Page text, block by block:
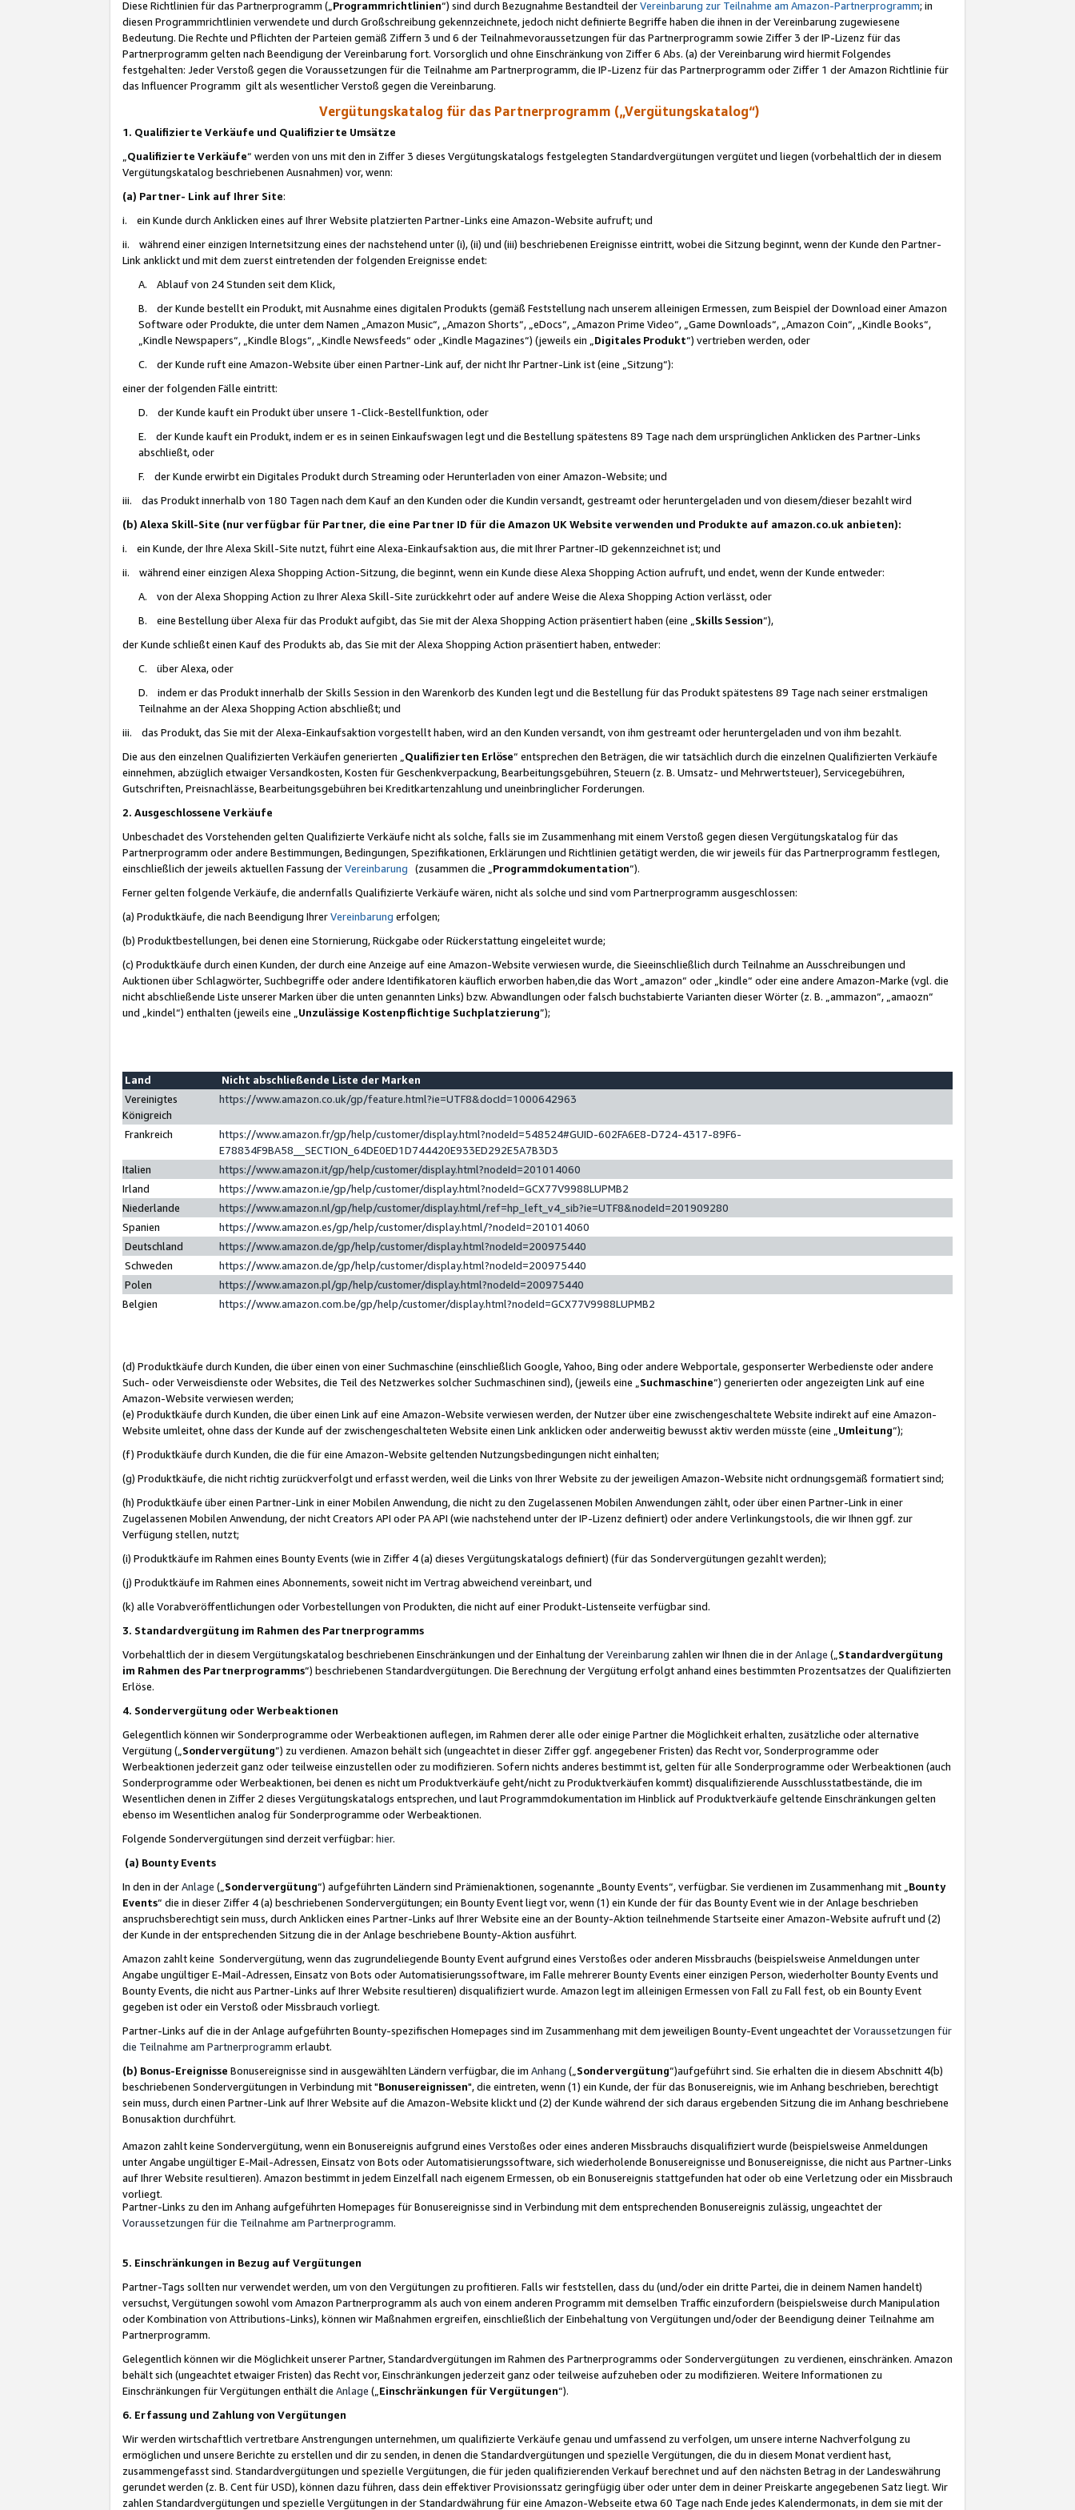
Diese Richtlinien für das Partnerprogramm („Programmrichtlinien“) sind durch Bezugnahme Bestandteil derVereinbarung zur Teilnahme am Amazon-Partnerprogramm; in
diesen Programmrichtlinien verwendete und durch Großschreibung gekennzeichnete, jedoch nicht definierte Begriffe haben die ihnen in der Vereinbarung zugewiesene
Bedeutung. Die Rechte und Pflichten der Parteien gemäß Ziffern 3 und 6 der Teilnahmevoraussetzungen für das Partnerprogramm sowie Ziffer 3 der IP-Lizenz für das
Partnerprogramm gelten nach Beendigung der Vereinbarung fort. Vorsorglich und ohne Einschränkung von Ziffer 6 Abs. (a) der Vereinbarung wird hiermit Folgendes
festgehalten: Jeder Verstoß gegen die Voraussetzungen für die Teilnahme am Partnerprogramm, die IP-Lizenz für das Partnerprogramm oder Ziffer 1 der Amazon Richtlinie für
das Influencer Programm gilt als wesentlicher Verstoß gegen die Vereinbarung.
Vergütungskatalog für das Partnerprogramm („Vergütungskatalog“)
1. Qualifizierte Verkäufe und Qualifizierte Umsätze
Qualifizierte Verkäufe“ werden von uns mit den in Ziffer 3 dieses Vergütungskatalogs festgelegten Standardvergütungen vergütet und liegen (vorbehaltlich der in diesem
Vergütungskatalog beschriebenen Ausnahmen) vor, wenn:
(a) Partner- Link auf Ihrer Site:
i. ein Kunde durch Anklicken eines auf Ihrer Website platzierten Partner-Links eine Amazon-Website aufruft; und
ii. während einer einzigen Internetsitzung eines der nachstehend unter (i), (ii) und (iii) beschriebenen Ereignisse eintritt, wobei die Sitzung beginnt, wenn der Kunde den Partner-
Link anklickt und mit dem zuerst eintretenden der folgenden Ereignisse endet:
A. Ablauf von 24 Stunden seit dem Klick,
B. der Kunde bestellt ein Produkt, mit Ausnahme eines digitalen Produkts (gemäß Feststellung nach unserem alleinigen Ermessen, zum Beispiel der Download einer Amazon
Software oder Produkte, die unter dem Namen „Amazon Music“, „Amazon Shorts“, „eDocs“, „Amazon Prime Video“, „Game Downloads“, „Amazon Coin“, „Kindle Books“,
„Kindle Newspapers“, „Kindle Blogs“, „Kindle Newsfeeds“ oder „Kindle Magazines“) (jeweils ein „ Digitales Produkt“) vertrieben werden, oder
C. der Kunde ruft eine Amazon-Website über einen Partner-Link auf, der nicht Ihr Partner-Link ist (eine „Sitzung“):
einer der folgenden Fälle eintritt:
D. der Kunde kauft ein Produkt über unsere 1-Click-Bestellfunktion, oder
E. der Kunde kauft ein Produkt, indem er es in seinen Einkaufswagen legt und die Bestellung spätestens 89 Tage nach dem ursprünglichen Anklicken des Partner-Links
abschließt, oder
F. der Kunde erwirbt ein Digitales Produkt durch Streaming oder Herunterladen von einer Amazon-Website; und
iii. das Produkt innerhalb von 180 Tagen nach dem Kauf an den Kunden oder die Kundin versandt, gestreamt oder heruntergeladen und von diesem/dieser bezahlt wird
(b) Alexa Skill-Site (nur verfügbar für Partner, die eine Partner ID für die Amazon UK Website verwenden und Produkte auf amazon.co.uk anbieten):
i. ein Kunde, der Ihre Alexa Skill-Site nutzt, führt eine Alexa-Einkaufsaktion aus, die mit Ihrer Partner-ID gekennzeichnet ist; und
ii. während einer einzigen Alexa Shopping Action-Sitzung, die beginnt, wenn ein Kunde diese Alexa Shopping Action aufruft, und endet, wenn der Kunde entweder:
A. von der Alexa Shopping Action zu Ihrer Alexa Skill-Site zurückkehrt oder auf andere Weise die Alexa Shopping Action verlässt, oder
B. eine Bestellung über Alexa für das Produkt aufgibt, das Sie mit der Alexa Shopping Action präsentiert haben (eine „ Skills Session“),
der Kunde schließt einen Kauf des Produkts ab, das Sie mit der Alexa Shopping Action präsentiert haben, entweder:
C. über Alexa, oder
D. indem er das Produkt innerhalb der Skills Session in den Warenkorb des Kunden legt und die Bestellung für das Produkt spätestens 89 Tage nach seiner erstmaligen
Teilnahme an der Alexa Shopping Action abschließt; und
iii. das Produkt, das Sie mit der Alexa-Einkaufsaktion vorgestellt haben, wird an den Kunden versandt, von ihm gestreamt oder heruntergeladen und von ihm bezahlt.
Die aus den einzelnen Qualifizierten Verkäufen generierten „ Qualifizierten Erlöse“ entsprechen den Beträgen, die wir tatsächlich durch die einzelnen Qualifizierten Verkäufe
einnehmen, abzüglich etwaiger Versandkosten, Kosten für Geschenkverpackung, Bearbeitungsgebühren, Steuern (z. B. Umsatz- und Mehrwertsteuer), Servicegebühren,
Gutschriften, Preisnachlässe, Bearbeitungsgebühren bei Kreditkartenzahlung und uneinbringlicher Forderungen.
2. Ausgeschlossene Verkäufe
Unbeschadet des Vorstehenden gelten Qualifizierte Verkäufe nicht als solche, falls sie im Zusammenhang mit einem Verstoß gegen diesen Vergütungskatalog für das
Partnerprogramm oder andere Bestimmungen, Bedingungen, Spezifikationen, Erklärungen und Richtlinien getätigt werden, die wir jeweils für das Partnerprogramm festlegen,
einschließlich der jeweils aktuellen Fassung derVereinbarung (zusammen die „ Programmdokumentation“).
Ferner gelten folgende Verkäufe, die andernfalls Qualifizierte Verkäufe wären, nicht als solche und sind vom Partnerprogramm ausgeschlossen:
(a) Produktkäufe, die nach Beendigung IhrerVereinbarung erfolgen;
(b) Produktbestellungen, bei denen eine Stornierung, Rückgabe oder Rückerstattung eingeleitet wurde;
(c) Produktkäufe durch einen Kunden, der durch eine Anzeige auf eine Amazon-Website verwiesen wurde, die Sieeinschließlich durch Teilnahme an Ausschreibungen und
Auktionen über Schlagwörter, Suchbegriffe oder andere Identifikatoren käuflich erworben haben,die das Wort „amazon“ oder „kindle“ oder eine andere Amazon-Marke (vgl. die
nicht abschließende Liste unserer Marken über die unten genannten Links) bzw. Abwandlungen oder falsch buchstabierte Varianten dieser Wörter (z. B. „ammazon“, „amaozn“
und „kindel“) enthalten (jeweils eine „ Unzulässige Kostenpflichtige Suchplatzierung”);
Land
Nicht abschließende Liste der Marken
Vereinigtes
Königreich
https://www.amazon.co.uk/gp/feature.html?ie=UTF8&docId=1000642963
Frankreich
https://www.amazon.fr/gp/help/customer/display.html?nodeId=548524#GUID-602FA6E8-D724-4317-89F6-
E78834F9BA58__SECTION_64DE0ED1D744420E933ED292E5A7B3D3
Italien
https://www.amazon.it/gp/help/customer/display.html?nodeId=201014060
Irland
https://www.amazon.ie/gp/help/customer/display.html?nodeId=GCX77V9988LUPMB2
Niederlande
https://www.amazon.nl/gp/help/customer/display.html/ref=hp_left_v4_sib?ie=UTF8&nodeId=201909280
Spanien
https://www.amazon.es/gp/help/customer/display.html/?nodeId=201014060
Deutschland
https://www.amazon.de/gp/help/customer/display.html?nodeId=200975440
Schweden
https://www.amazon.de/gp/help/customer/display.html?nodeId=200975440
Polen
https://www.amazon.pl/gp/help/customer/display.html?nodeId=200975440
Belgien
https://www.amazon.com.be/gp/help/customer/display.html?nodeId=GCX77V9988LUPMB2
(d) Produktkäufe durch Kunden, die über einen von einer Suchmaschine (einschließlich Google, Yahoo, Bing oder andere Webportale, gesponserter Werbedienste oder andere
Such- oder Verweisdienste oder Websites, die Teil des Netzwerkes solcher Suchmaschinen sind), (jeweils eine „ Suchmaschine“) generierten oder angezeigten Link auf eine
Amazon-Website verwiesen werden;
(e) Produktkäufe durch Kunden, die über einen Link auf eine Amazon-Website verwiesen werden, der Nutzer über eine zwischengeschaltete Website indirekt auf eine Amazon-
Website umleitet, ohne dass der Kunde auf der zwischengeschalteten Website einen Link anklicken oder anderweitig bewusst aktiv werden müsste (eine „ Umleitung“);
(f) Produktkäufe durch Kunden, die die für eine Amazon-Website geltenden Nutzungsbedingungen nicht einhalten;
(g) Produktkäufe, die nicht richtig zurückverfolgt und erfasst werden, weil die Links von Ihrer Website zu der jeweiligen Amazon-Website nicht ordnungsgemäß formatiert sind;
(h) Produktkäufe über einen Partner-Link in einer Mobilen Anwendung, die nicht zu den Zugelassenen Mobilen Anwendungen zählt, oder über einen Partner-Link in einer
Zugelassenen Mobilen Anwendung, der nicht Creators API oder PA API (wie nachstehend unter der IP-Lizenz definiert) oder andere Verlinkungstools, die wir Ihnen ggf. zur
Verfügung stellen, nutzt;
(i) Produktkäufe im Rahmen eines Bounty Events (wie in Ziffer 4 (a) dieses Vergütungskatalogs definiert) (für das Sondervergütungen gezahlt werden);
(j) Produktkäufe im Rahmen eines Abonnements, soweit nicht im Vertrag abweichend vereinbart, und
(k) alle Vorabveröffentlichungen oder Vorbestellungen von Produkten, die nicht auf einer Produkt-Listenseite verfügbar sind.
3. Standardvergütung im Rahmen des Partnerprogramms
Vorbehaltlich der in diesem Vergütungskatalog beschriebenen Einschränkungen und der Einhaltung derVereinbarung zahlen wir Ihnen die in derAnlage („ Standardvergütung
im Rahmen des Partnerprogramms“) beschriebenen Standardvergütungen. Die Berechnung der Vergütung erfolgt anhand eines bestimmten Prozentsatzes der Qualifizierten
Erlöse.
4. Sondervergütung oder Werbeaktionen
Gelegentlich können wir Sonderprogramme oder Werbeaktionen auflegen, im Rahmen derer alle oder einige Partner die Möglichkeit erhalten, zusätzliche oder alternative
Vergütung („ Sondervergütung”) zu verdienen. Amazon behält sich (ungeachtet in dieser Ziffer ggf. angegebener Fristen) das Recht vor, Sonderprogramme oder
Werbeaktionen jederzeit ganz oder teilweise einzustellen oder zu modifizieren. Sofern nichts anderes bestimmt ist, gelten für alle Sonderprogramme oder Werbeaktionen (auch
Sonderprogramme oder Werbeaktionen, bei denen es nicht um Produktverkäufe geht/nicht zu Produktverkäufen kommt) disqualifizierende Ausschlusstatbestände, die im
Wesentlichen denen in Ziffer 2 dieses Vergütungskatalogs entsprechen, und laut Programmdokumentation im Hinblick auf Produktverkäufe geltende Einschränkungen gelten
ebenso im Wesentlichen analog für Sonderprogramme oder Werbeaktionen.
Folgende Sondervergütungen sind derzeit verfügbar: hier.
(a) Bounty Events
In den in derAnlage („ Sondervergütung“) aufgeführten Ländern sind Prämienaktionen, sogenannte „Bounty Events“, verfügbar. Sie verdienen im Zusammenhang mit „ Bounty
Events“ die in dieser Ziffer 4 (a) beschriebenen Sondervergütungen; ein Bounty Event liegt vor, wenn (1) ein Kunde der für das Bounty Event wie in der Anlage beschrieben
anspruchsberechtigt sein muss, durch Anklicken eines Partner-Links auf Ihrer Website eine an der Bounty-Aktion teilnehmende Startseite einer Amazon-Website aufruft und (2)
der Kunde in der entsprechenden Sitzung die in der Anlage beschriebene Bounty-Aktion ausführt.
Amazon zahlt keine Sondervergütung, wenn das zugrundeliegende Bounty Event aufgrund eines Verstoßes oder anderen Missbrauchs (beispielsweise Anmeldungen unter
Angabe ungültiger E-Mail-Adressen, Einsatz von Bots oder Automatisierungssoftware, im Falle mehrerer Bounty Events einer einzigen Person, wiederholter Bounty Events und
Bounty Events, die nicht aus Partner-Links auf Ihrer Website resultieren) disqualifiziert wurde. Amazon legt im alleinigen Ermessen von Fall zu Fall fest, ob ein Bounty Event
gegeben ist oder ein Verstoß oder Missbrauch vorliegt.
Partner-Links auf die in der Anlage aufgeführten Bounty-spezifischen Homepages sind im Zusammenhang mit dem jeweiligen Bounty-Event ungeachtet derVoraussetzungen für
die Teilnahme am Partnerprogramm erlaubt.
(b) Bonus-Ereignisse Bonusereignisse sind in ausgewählten Ländern verfügbar, die im Anhang („ Sondervergütung“)aufgeführt sind. Sie erhalten die in diesem Abschnitt 4(b)
beschriebenen Sondervergütungen in Verbindung mit "Bonusereignissen", die eintreten, wenn (1) ein Kunde, der für das Bonusereignis, wie im Anhang beschrieben, berechtigt
sein muss, durch einen Partner-Link auf Ihrer Website auf die Amazon-Website klickt und (2) der Kunde während der sich daraus ergebenden Sitzung die im Anhang beschriebene
Bonusaktion durchführt.
Amazon zahlt keine Sondervergütung, wenn ein Bonusereignis aufgrund eines Verstoßes oder eines anderen Missbrauchs disqualifiziert wurde (beispielsweise Anmeldungen
unter Angabe ungültiger E-Mail-Adressen, Einsatz von Bots oder Automatisierungssoftware, sich wiederholende Bonusereignisse und Bonusereignisse, die nicht aus Partner-Links
auf Ihrer Website resultieren). Amazon bestimmt in jedem Einzelfall nach eigenem Ermessen, ob ein Bonusereignis stattgefunden hat oder ob eine Verletzung oder ein Missbrauch
vorliegt.
Partner-Links zu den im Anhang aufgeführten Homepages für Bonusereignisse sind in Verbindung mit dem entsprechenden Bonusereignis zulässig, ungeachtet der
Voraussetzungen für die Teilnahme am Partnerprogramm.
5. Einschränkungen in Bezug auf Vergütungen
Partner-Tags sollten nur verwendet werden, um von den Vergütungen zu profitieren. Falls wir feststellen, dass du (und/oder ein dritte Partei, die in deinem Namen handelt)
versuchst, Vergütungen sowohl vom Amazon Partnerprogramm als auch von einem anderen Programm mit demselben Traffic einzufordern (beispielsweise durch Manipulation
oder Kombination von Attributions-Links), können wir Maßnahmen ergreifen, einschließlich der Einbehaltung von Vergütungen und/oder der Beendigung deiner Teilnahme am
Partnerprogramm.
Gelegentlich können wir die Möglichkeit unserer Partner, Standardvergütungen im Rahmen des Partnerprogramms oder Sondervergütungen zu verdienen, einschränken. Amazon
behält sich (ungeachtet etwaiger Fristen) das Recht vor, Einschränkungen jederzeit ganz oder teilweise aufzuheben oder zu modifizieren. Weitere Informationen zu
Einschränkungen für Vergütungen enthält die Anlage („ Einschränkungen für Vergütungen“).
6. Erfassung und Zahlung von Vergütungen
Wir werden wirtschaftlich vertretbare Anstrengungen unternehmen, um qualifizierte Verkäufe genau und umfassend zu verfolgen, um unsere interne Nachverfolgung zu
ermöglichen und unsere Berichte zu erstellen und dir zu senden, in denen die Standardvergütungen und spezielle Vergütungen, die du in diesem Monat verdient hast,
zusammengefasst sind. Standardvergütungen und spezielle Vergütungen, die für jeden qualifizierenden Verkauf berechnet und auf den nächsten Betrag in der Landeswährung
gerundet werden (z. B. Cent für USD), können dazu führen, dass dein effektiver Provisionssatz geringfügig über oder unter dem in deiner Preiskarte angegebenen Satz liegt. Wir
zahlen Standardvergütungen und spezielle Vergütungen in der Standardwährung für eine Amazon-Webseite etwa 60 Tage nach Ende jedes Kalendermonats, in dem sie mit der